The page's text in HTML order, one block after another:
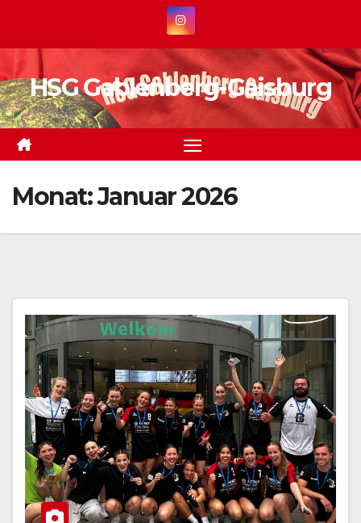
springen
HSG Gablenberg-Gaisburg
Monat:Januar 2026